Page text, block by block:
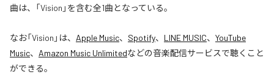
曲は、「Vision」を含む全1曲となっている。
なお「Vision 」は、 Apple Music、 Spotify、 LINE MUSIC、 YouTube
Music、 Amazon Music Unlimitedなどの音楽配信サービスで聴くこと
ができる。